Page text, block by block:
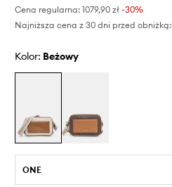
Cena regularna: 1079,90 zł-30%
Najniższa cena z 30 dni przed obniżką:
Kolor: beżowy
ONE